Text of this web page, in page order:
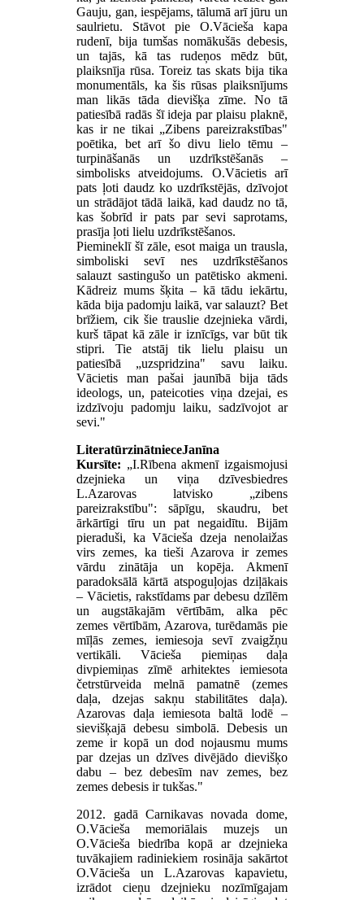
Gauju, gan, iespējams, tālumā arī jūru un
saulrietu. Stāvot pie O.Vācieša kapa
rudenī, bija tumšas nomākušās debesis,
un tajās, kā tas rudeņos mēdz būt,
plaiksnīja rūsa. Toreiz tas skats bija tika
monumentāls, ka šis rūsas plaiksnījums
man likās tāda dievišķa zīme. No tā
patiesībā radās šī ideja par plaisu plaknē,
kas ir ne tikai „Zibens pareizrakstības"
poētika, bet arī šo divu lielo tēmu –
turpināšanās un uzdrīkstēšanās –
simbolisks atveidojums. O.Vācietis arī
pats ļoti daudz ko uzdrīkstējās, dzīvojot
un strādājot tādā laikā, kad daudz no tā,
kas šobrīd ir pats par sevi saprotams,
prasīja ļoti lielu uzdrīkstēšanos.
Piemineklī šī zāle, esot maiga un trausla,
simboliski sevī nes uzdrīkstēšanos
salauzt sastingušo un patētisko akmeni.
Kādreiz mums šķita – kā tādu iekārtu,
kāda bija padomju laikā, var salauzt? Bet
brīžiem, cik šie trauslie dzejnieka vārdi,
kurš tāpat kā zāle ir iznīcīgs, var būt tik
stipri. Tie atstāj tik lielu plaisu un
patiesībā „uzspridzina" savu laiku.
Vācietis man pašai jaunībā bija tāds
ideologs, un, pateicoties viņa dzejai, es
izdzīvoju padomju laiku, sadzīvojot ar
sevi."
LiteratūrzinātnieceJanīna
Kursīte: „I.Rībena akmenī izgaismojusi
dzejnieka un viņa dzīvesbiedres
L.Azarovas latvisko „zibens
pareizrakstību": sāpīgu, skaudru, bet
ārkārtīgi tīru un pat negaidītu. Bijām
pieraduši, ka Vācieša dzeja nenolaižas
virs zemes, ka tieši Azarova ir zemes
vārdu zinātāja un kopēja. Akmenī
paradoksālā kārtā atspoguļojas dziļākais
– Vācietis, rakstīdams par debesu dzīlēm
un augstākajām vērtībām, alka pēc
zemes vērtībām, Azarova, turēdamās pie
mīļās zemes, iemiesoja sevī zvaigžņu
vertikāli. Vācieša piemiņas daļa
divpiemiņas zīmē arhitektes iemiesota
četrstūrveida melnā pamatnē (zemes
daļa, dzejas sakņu stabilitātes daļa).
Azarovas daļa iemiesota baltā lodē –
sievišķajā debesu simbolā. Debesis un
zeme ir kopā un dod nojausmu mums
par dzejas un dzīves divējādo dievišķo
dabu – bez debesīm nav zemes, bez
zemes debesis ir tukšas."
2012. gadā Carnikavas novada dome,
O.Vācieša memoriālais muzejs un
O.Vācieša biedrība kopā ar dzejnieka
tuvākajiem radiniekiem rosināja sakārtot
O.Vācieša un L.Azarovas kapavietu,
izrādot cieņu dzejnieku nozīmīgajam